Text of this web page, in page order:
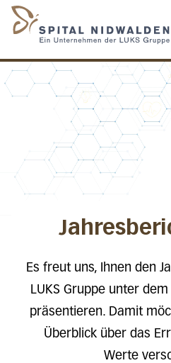
Es freut uns, Ihnen den
LUKS Gruppe unter
präsentieren. Damit
Überblick über das
Werte